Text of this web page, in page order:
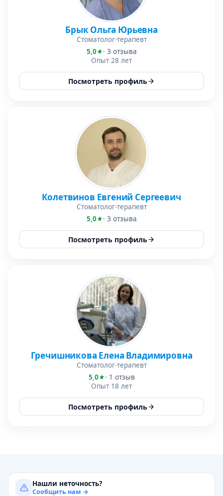
Брык Ольга Юрьевна
Стоматолог-терапевт
5,0
· 3 отзыва
Опыт 28 лет
Посмотреть профиль
Колетвинов Евгений Сергеевич
Стоматолог-терапевт
5,0
· 3 отзыва
Посмотреть профиль
Гречишникова Елена Владимировна
Стоматолог-терапевт
5,0
· 1 отзыв
Опыт 18 лет
Посмотреть профиль
Нашли неточность?
Сообщить нам →